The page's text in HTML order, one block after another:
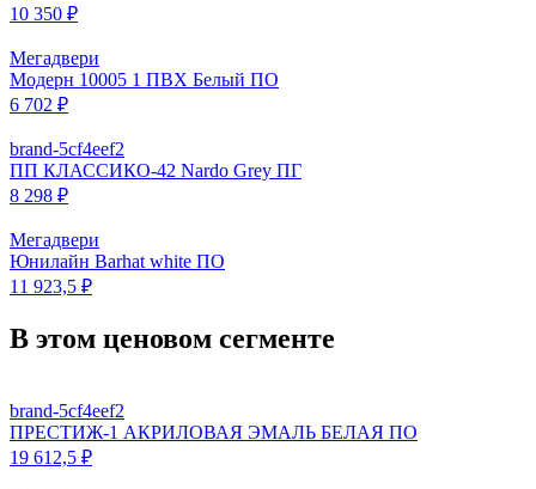
10 350 ₽
Мегадвери
Модерн 10005 1 ПВХ Белый ПО
6 702 ₽
brand-5cf4eef2
ПП КЛАССИКО-42 Nardo Grey ПГ
8 298 ₽
Мегадвери
Юнилайн Barhat white ПО
11 923,5 ₽
В этом ценовом сегменте
brand-5cf4eef2
ПРЕСТИЖ-1 АКРИЛОВАЯ ЭМАЛЬ БЕЛАЯ ПО
19 612,5 ₽